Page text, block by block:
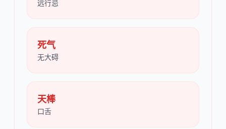
远行忌
死气
无大碍
天棒
口舌